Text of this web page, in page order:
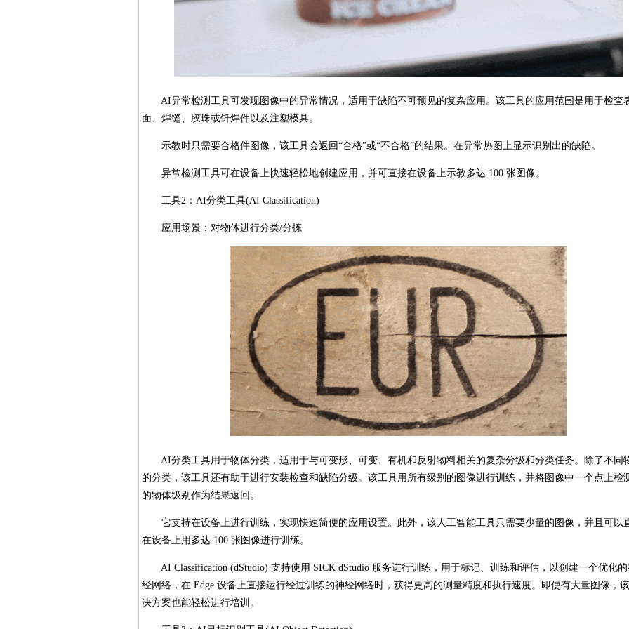
AI异常检测工具可发现图像中的异常情况，适用于缺陷不可预见的复杂应用。该工具的应用范围是用于检查
面、焊缝、胶珠或钎焊件以及注塑模具。
示教时只需要合格件图像，该工具会返回“合格”或“不合格”的结果。在异常热图上显示识别出的缺陷。
异常检测工具可在设备上快速轻松地创建应用，并可直接在设备上示教多达 100 张图像。
工具2：AI分类工具(AI Classification)
应用场景：对物体进行分类/分拣
AI分类工具用于物体分类，适用于与可变形、可变、有机和反射物料相关的复杂分级和分类任务。除了不同
的分类，该工具还有助于进行安装检查和缺陷分级。该工具用所有级别的图像进行训练，并将图像中一个点上检
的物体级别作为结果返回。
它支持在设备上进行训练，实现快速简便的应用设置。此外，该人工智能工具只需要少量的图像，并且可以
在设备上用多达 100 张图像进行训练。
AI Classification (dStudio) 支持使用 SICK dStudio 服务进行训练，用于标记、训练和评估，以创建一个优化
经网络，在 Edge 设备上直接运行经过训练的神经网络时，获得更高的测量精度和执行速度。即使有大量图像，
决方案也能轻松进行培训。